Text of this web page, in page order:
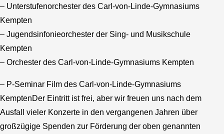
– Unterstufenorchester des Carl-von-Linde-Gymnasiums
Kempten
– Jugendsinfonieorchester der Sing- und Musikschule
Kempten
– Orchester des Carl-von-Linde-Gymnasiums Kempten
– P-Seminar Film des Carl-von-Linde-Gymnasiums
KemptenDer Eintritt ist frei, aber wir freuen uns nach dem
Ausfall vieler Konzerte in den vergangenen Jahren über
großzügige Spenden zur Förderung der oben genannten